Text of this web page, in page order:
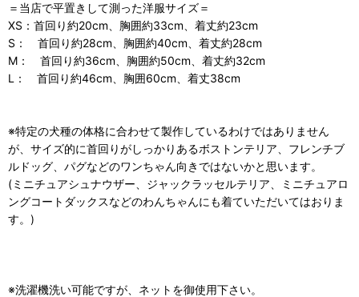
＝当店で平置きして測った洋服サイズ＝
XS：首回り約20cm、胸囲約33cm、着丈約23cm
S： 首回り約28cm、胸囲約40cm、着丈約28cm
M： 首回り約36cm、胸囲約50cm、着丈約32cm
L： 首回り約46cm、胸囲60cm、着丈38cm
※特定の犬種の体格に合わせて製作しているわけではありません
が、サイズ的に首回りがしっかりあるボストンテリア、フレンチブ
ルドッグ、パグなどのワンちゃん向きではないかと思います。
(ミニチュアシュナウザー、ジャックラッセルテリア、ミニチュアロ
ングコートダックスなどのわんちゃんにも着ていただいてはおりま
す。)
※洗濯機洗い可能ですが、ネットを御使用下さい。